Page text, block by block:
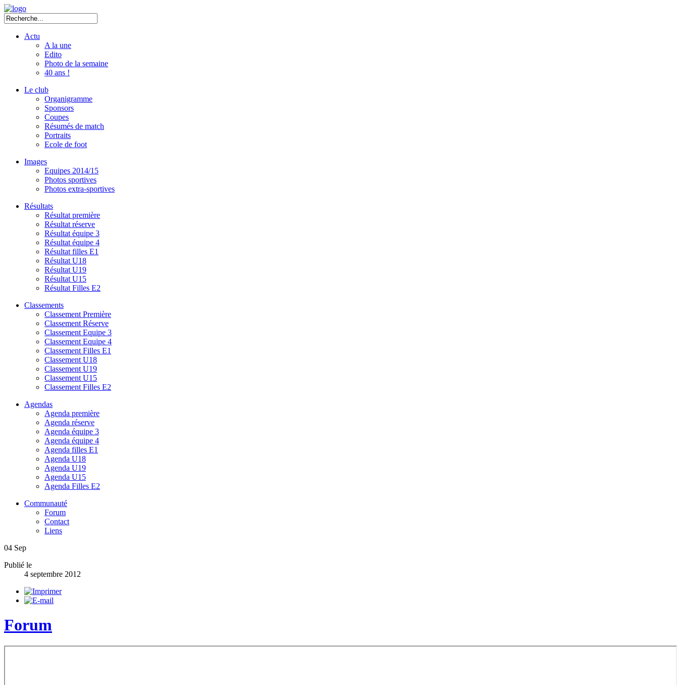
Actu
A la une
Edito
Photo de la semaine
40 ans !
Le club
Organigramme
Sponsors
Coupes
Résumés de match
Portraits
Ecole de foot
Images
Equipes 2014/15
Photos sportives
Photos extra-sportives
Résultats
Résultat première
Résultat réserve
Résultat équipe 3
Résultat équipe 4
Résultat filles E1
Résultat U18
Résultat U19
Résultat U15
Résultat Filles E2
Classements
Classement Première
Classement Réserve
Classement Equipe 3
Classement Equipe 4
Classement Filles E1
Classement U18
Classement U19
Classement U15
Classement Filles E2
Agendas
Agenda première
Agenda réserve
Agenda équipe 3
Agenda équipe 4
Agenda filles E1
Agenda U18
Agenda U19
Agenda U15
Agenda Filles E2
Communauté
Forum
Contact
Liens
04 Sep
Publié le
4 septembre 2012
Forum